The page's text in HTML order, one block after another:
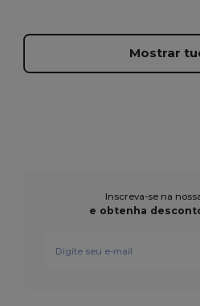
Mostrar
Inscreva-se na
e obtenha